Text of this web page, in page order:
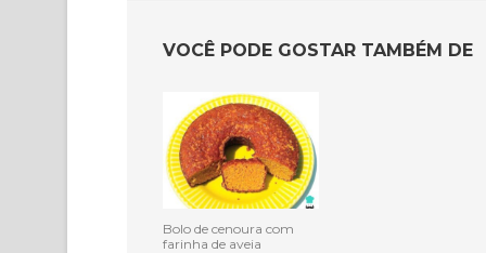
VOCÊ PODE GOSTAR TAMBÉM DE
Bolo de cenoura com
farinha de aveia